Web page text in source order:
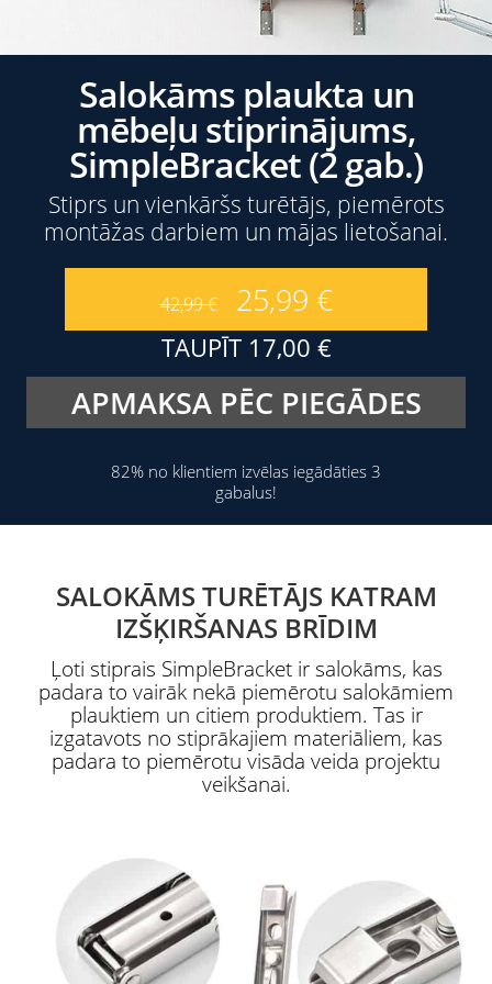
Salokāms plaukta un
mēbeļu stiprinājums,
SimpleBracket (2 gab.)
Stiprs un vienkāršs turētājs, piemērots
montāžas darbiem un mājas lietošanai.
42,99€ 25,99 €
TAUPĪT 17,00 €
APMAKSA PĒC PIEGĀDES
82% no klientiem izvēlas iegādāties 3
gabalus!
SALOKĀMS TURĒTĀJS KATRAM
IZŠĶIRŠANAS BRĪDIM
Ļoti stiprais SimpleBracket ir salokāms, kas
padara to vairāk nekā piemērotu salokāmiem
plauktiem un citiem produktiem. Tas ir
izgatavots no stiprākajiem materiāliem, kas
padara to piemērotu visāda veida projektu
veikšanai.